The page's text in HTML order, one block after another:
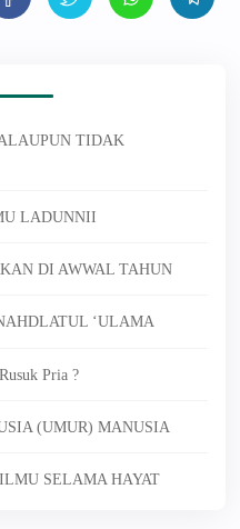
TIDAK
LADUNNII
DI AWWAL TAHUN
‘ULAMA
Pria ?
(UMUR) MANUSIA
SELAMA HAYAT